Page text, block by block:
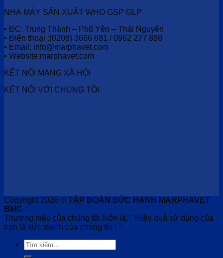
NHÀ MÁY SẢN XUẤT WHO GSP GLP
• ĐC: Trung Thành – Phổ Yên – Thái Nguyên
• Điện thoại :(0208) 3666 681 / 0962 277 888
• Email: info@marphavet.com
• Website:marphavet.com
KẾT NỐI MẠNG XÃ HỘI
KẾT NỐI VỚI CHÚNG TÔI
Copyright 2026 © TẬP ĐOÀN ĐỨC HẠNH MARPHAVET
BMG
Thương hiệu của chúng tôi luôn là: " Hiệu quả sử dụng của
bạn là sức mạnh của chúng tôi ! "
Tìm
kiếm: